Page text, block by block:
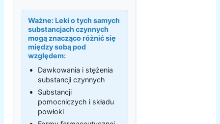
Ważne: Leki o tych samych
substancjach czynnych
mogą znacząco różnić się
między sobą pod
względem:
Dawkowania i stężenia
substancji czynnych
Substancji
pomocniczych i składu
powłoki